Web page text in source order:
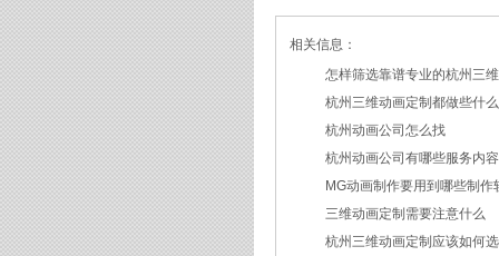
相关信息：
怎样筛选靠谱专业的杭州三
2026/07/21
杭州三维动画定制都做些什
2026/03/19
杭州动画公司怎么找
2026/03/12
杭州动画公司有哪些服务内容
2026/03/09
MG动画制作要用到哪些制作
2026/02/24
三维动画定制需要注意什么
2026/02/09
杭州三维动画定制应该如何